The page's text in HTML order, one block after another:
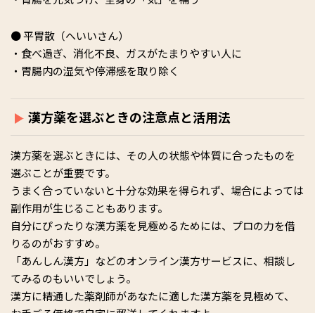
● 平胃散（へいいさん）
・食べ過ぎ、消化不良、ガスがたまりやすい人に
・胃腸内の湿気や停滞感を取り除く
漢方薬を選ぶときの注意点と活用法
漢方薬を選ぶときには、その人の状態や体質に合ったものを
選ぶことが重要です。
うまく合っていないと十分な効果を得られず、場合によっては
副作用が生じることもあります。
自分にぴったりな漢方薬を見極めるためには、プロの力を借
りるのがおすすめ。
「あんしん漢方」などのオンライン漢方サービスに、相談し
てみるのもいいでしょう。
漢方に精通した薬剤師があなたに適した漢方薬を見極めて、